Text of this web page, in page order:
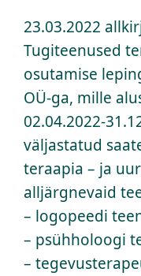
Kontakt
OÜ Virumaa
23.03.2022
Tugiteenused
osutamise
OÜ-ga, mille
02.04.2022-
väljastatud
teraapia – ja
alljärgnevaid
– logopeedi
– psühholoogi
–